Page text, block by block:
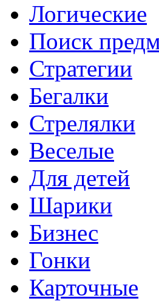
Логические
Поиск
Стратегии
Бегалки
Стрелялки
Веселые
Для детей
Шарики
Бизнес
Гонки
Карточные